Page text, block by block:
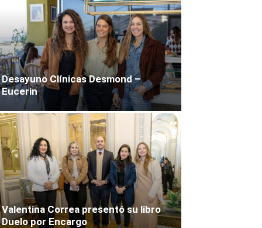
Desayuno Clínicas Desmond –
Eucerin
Valentina Correa presentó su libro
Duelo por Encargo